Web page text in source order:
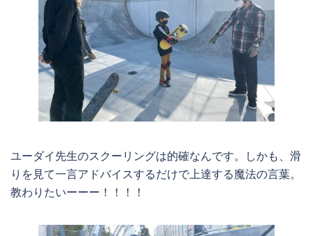
ユーダイ先生のスクーリングは的確なんです。しかも、滑
りを見て一言アドバイスするだけで上達する魔法の言葉。
教わりたいーーー！！！！